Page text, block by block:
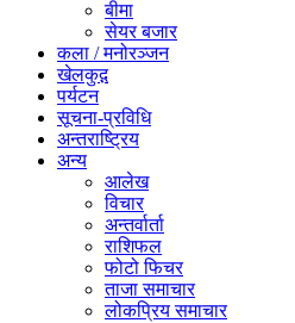
बीमा
सेयर बजार
कला / मनोरञ्जन
खेलकुद़़
पर्यटन
सूचना-प्रविधि
अन्तराष्ट्रिय
अन्य
आलेख
विचार
अन्तर्वार्ता
राशिफल
फोटो फिचर
ताजा समाचार
लोकप्रिय समाचार